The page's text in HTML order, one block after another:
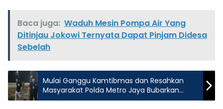
Baca juga: Waduh Mesin Pompa Air Yang
Ditinjau Jokowi Ternyata Dapat Pinjam Didesa
Sebelah
Mulai Ganggu Kamtibmas dan Resahkan
Masyarakat Polda Metro Jaya Bubarkan
Blokade Jalan Tol Jatikarya